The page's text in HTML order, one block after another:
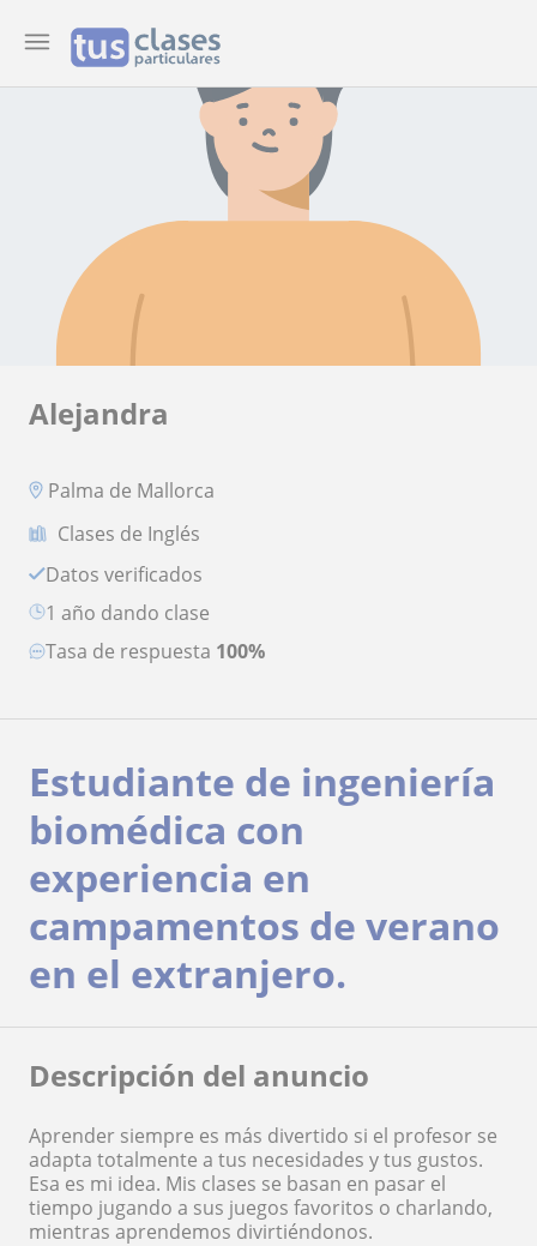
Alejandra
Palma de Mallorca
Clases de Inglés
Datos verificados
1 año dando clase
Tasa de respuesta 100%
Estudiante de ingeniería
biomédica con
experiencia en
campamentos de verano
en el extranjero.
Descripción del anuncio
Aprender siempre es más divertido si el profesor se
adapta totalmente a tus necesidades y tus gustos.
Esa es mi idea. Mis clases se basan en pasar el
tiempo jugando a sus juegos favoritos o charlando,
mientras aprendemos divirtiéndonos.